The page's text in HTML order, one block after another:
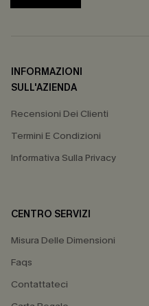
INFORMAZIONI
SULL'AZIENDA
Recensioni Dei Clienti
Termini E Condizioni
Informativa Sulla Privacy
CENTRO SERVIZI
Misura Delle Dimensioni
Faqs
Contattateci